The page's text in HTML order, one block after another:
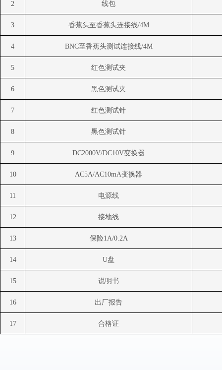
2 线包
3 香蕉头至香蕉头连接线/4M
4 BNC至香蕉头测试连接线/4M
5 红色测试夹
6 黑色测试夹
7 红色测试针
8 黑色测试针
9 DC2000V/DC10V变换器
10 AC5A/AC10mA变换器
11 电源线
12 接地线
13 保险1A/0.2A
14 U盘
15 说明书
16 出厂报告
17 合格证